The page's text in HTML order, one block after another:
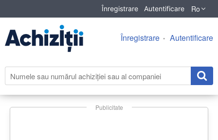
Înregistrare Autentificare Ro
Înregistrare Autentificare
Publicitate